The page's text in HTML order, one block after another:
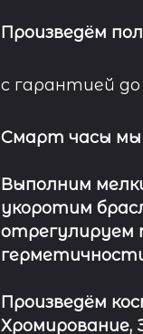
Произведём
с гарантией
Смарт часы
Выполним
укоротим
отрегулируем
Произведём
Хромирование,